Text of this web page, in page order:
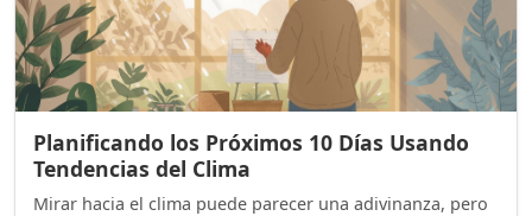
Planificando los Próximos 10 Días Usando
Tendencias del Clima
Mirar hacia el clima puede parecer una adivinanza, pero